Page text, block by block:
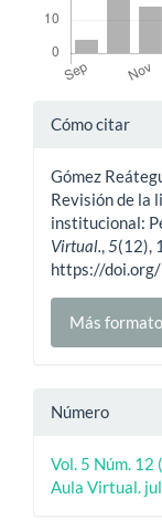
Detalles
artículo
Cómo citar
Gómez
Revisión de la
institucional:
Virtual.,5(12),
https://
Más
Número
Vol. 5 Núm.
Aula Virtual.